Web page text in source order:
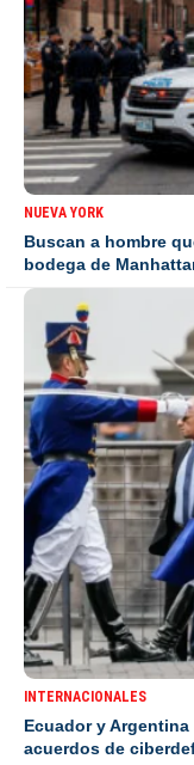
NUEVA YORK
Buscan a hombre
bodega de
INTERNACIONALES
Ecuador y
acuerdos de